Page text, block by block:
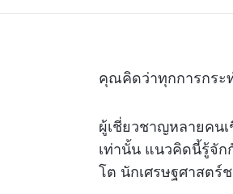
คุณคิดว่าทุกการกระ
ผู้เชี่ยวชาญหลายคน
เท่านั้น แนวคิดนี้รู้จัก
โต นักเศรษฐศาสตร์